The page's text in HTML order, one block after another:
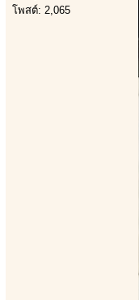
โพสต์: 2,065